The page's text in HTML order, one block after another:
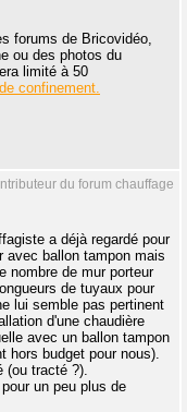
forums de Bricovidéo,
ou des photos du
limité à 50
confinement.
du forum chauffage
a déjà regardé pour
avec ballon tampon mais
nombre de mur porteur
de tuyaux pour
lui semble pas pertinent
d'une chaudière
avec un ballon tampon
hors budget pour nous).
(ou tracté ?).
un peu plus de